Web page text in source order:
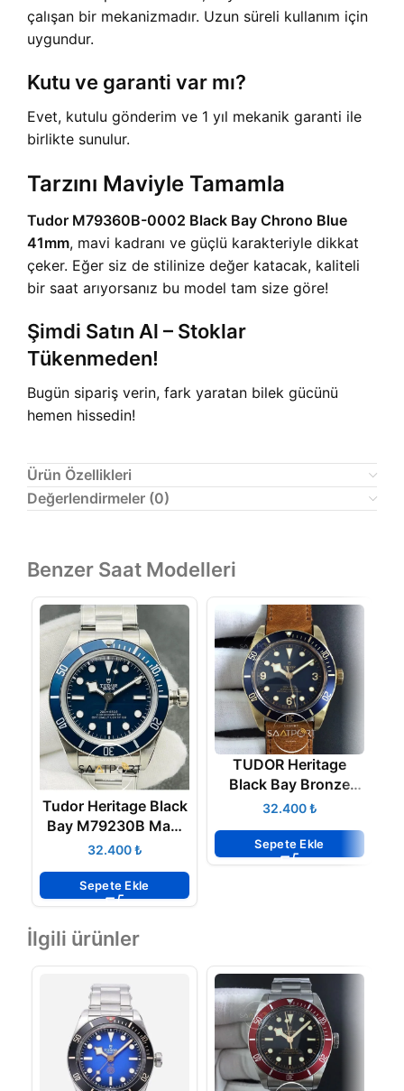
çalışan bir mekanizmadır. Uzun süreli kullanım için
uygundur.
Kutu ve garanti var mı?
Evet, kutulu gönderim ve 1 yıl mekanik garanti ile
birlikte sunulur.
Tarzını Maviyle Tamamla
Tudor M79360B-0002 Black Bay Chrono Blue
41mm, mavi kadranı ve güçlü karakteriyle dikkat
çeker. Eğer siz de stilinize değer katacak, kaliteli
bir saat arıyorsanız bu model tam size göre!
Şimdi Satın Al – Stoklar
Tükenmeden!
Bugün sipariş verin, fark yaratan bilek gücünü
hemen hissedin!
Ürün Özellikleri
Değerlendirmeler (0)
Benzer Saat Modelleri
Tudor Heritage Black
Bay M79230B Mavi
Kadran Mavi Bezel
₺
Sepete Ekle
TUDOR Heritage
Black Bay Bronze
Blue XF 1-1 Aged
Super Clon
₺
Sepete Ekle
İlgili ürünler